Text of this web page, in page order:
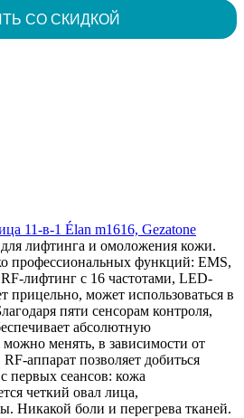
СО СКИДКОЙ
11-в-1 Élan m1616, Gezatone
лифтинга и омоложения кожи.
профессиональных функций: EMS,
лифтинг с 16 частотами, LED-
прицельно, может использоваться в
пяти сенсорам контроля,
абсолютную
менять, в зависимости от
аппарат позволяет добиться
первых сеансов: кожа
четкий овал лица,
Никакой боли и перегрева тканей.